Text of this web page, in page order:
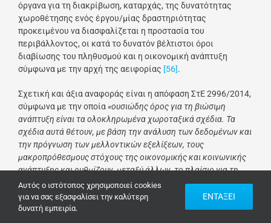
όργανα για τη διακρίβωση, καταρχάς, της δυνατότητας
χωροθέτησης ενός έργου/μίας δραστηριότητας
προκειμένου να διασφαλίζεται η προστασία του
περιβάλλοντος, οι κατά το δυνατόν βέλτιστοι όροι
διαβίωσης του πληθυσμού και η οικονομική ανάπτυξη
σύμφωνα με την αρχή της αειφορίας [56].
Σχετική και άξια αναφοράς είναι η απόφαση ΣτΕ 2996/2014,
σύμφωνα με την οποία«ουσιώδης όρος για τη βιώσιμη
ανάπτυξη είναι τα ολοκληρωμένα χωροταξικά σχέδια. Τα
σχέδια αυτά θέτουν, με βάση την ανάλυση των δεδομένων και
την πρόγνωση των μελλοντικών εξελίξεων, τους
μακροπρόθεσμους στόχους της οικονομικής και κοινωνικής
ανάπτυξης και ρυθμίζουν, μεταξύ άλλων, το πλαίσιο για τη
διαμόρφωση των οικιστικών περιοχών και των ελεύθερων
χώρων στις εκτός σχεδίου περιοχές»
Προς επίρρωση
αυτού, αξίζει να σημειωθεί ότι τα τελευταία χρόνια αλλά
Αυτός ο ιστότοπος χρησιμοποιεί cookies
για να σας εξασφαλίσει την καλύτερη
δυνατή εμπειρία.
ΕΝΤΑΞΕΙ